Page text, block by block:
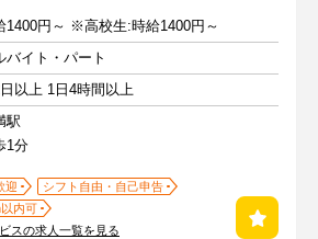
1400円～ ※高校生:時給1400円～
バイト・パート
以上 1日4時間以上
駅
1分
迎
シフト自由・自己申告
内可
スの求人一覧を見る